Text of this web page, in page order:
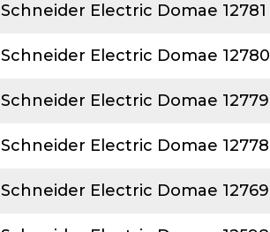
Schneider Electric Domae 12781
Schneider Electric Domae 12780
Schneider Electric Domae 12779
Schneider Electric Domae 12778
Schneider Electric Domae 12769